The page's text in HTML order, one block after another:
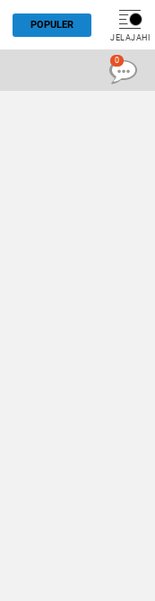
POPULER
JELAJAHI
0